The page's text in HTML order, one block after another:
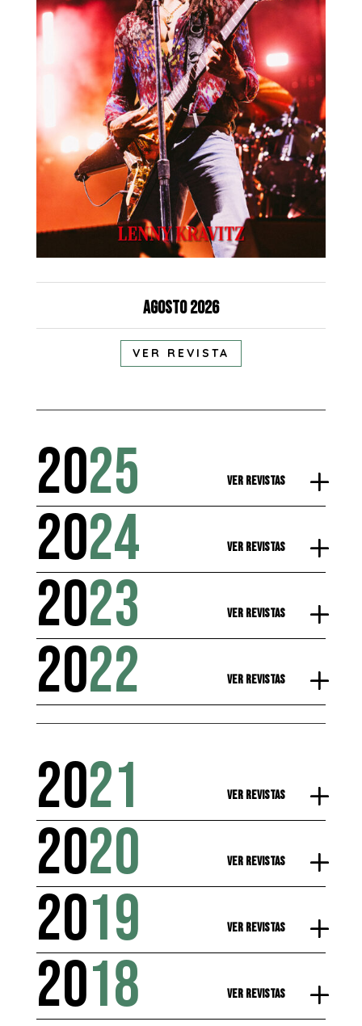
Agosto 2026
VER REVISTA
2025 Ver Revistas
2024 Ver Revistas
2023 Ver Revistas
2022 Ver Revistas
2021 Ver Revistas
2020 Ver Revistas
2019 Ver Revistas
2018 Ver Revistas